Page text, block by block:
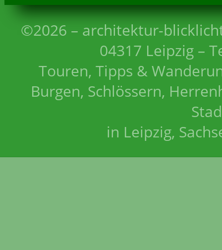
©2026 – architektur-
04317 Leipzig –
Touren, Tipps &
Burgen, Schlössern,
in Leipzig,